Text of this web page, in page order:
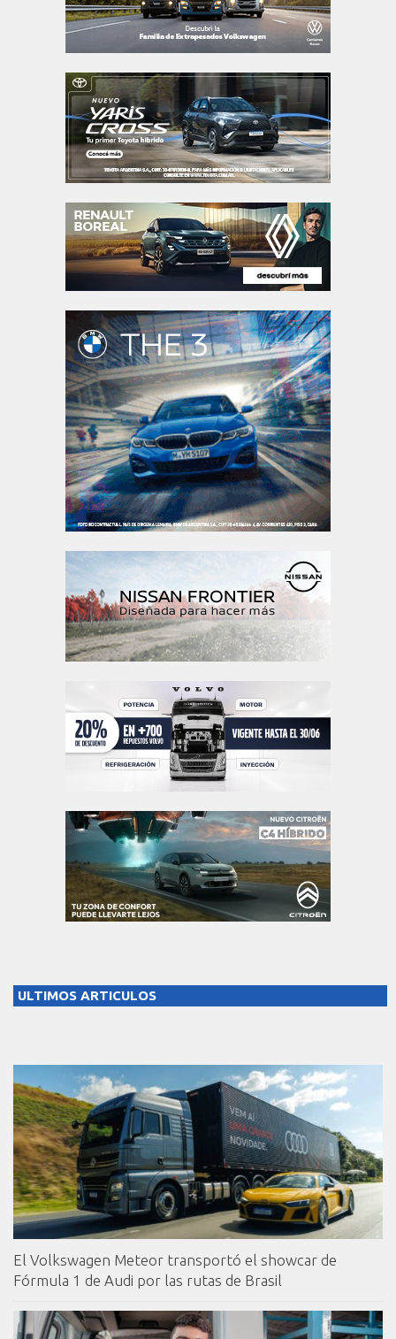
ULTIMOS ARTICULOS
El Volkswagen Meteor transportó el showcar de
Fórmula 1 de Audi por las rutas de Brasil